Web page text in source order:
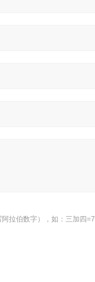
拉伯数字），如：三加四=7